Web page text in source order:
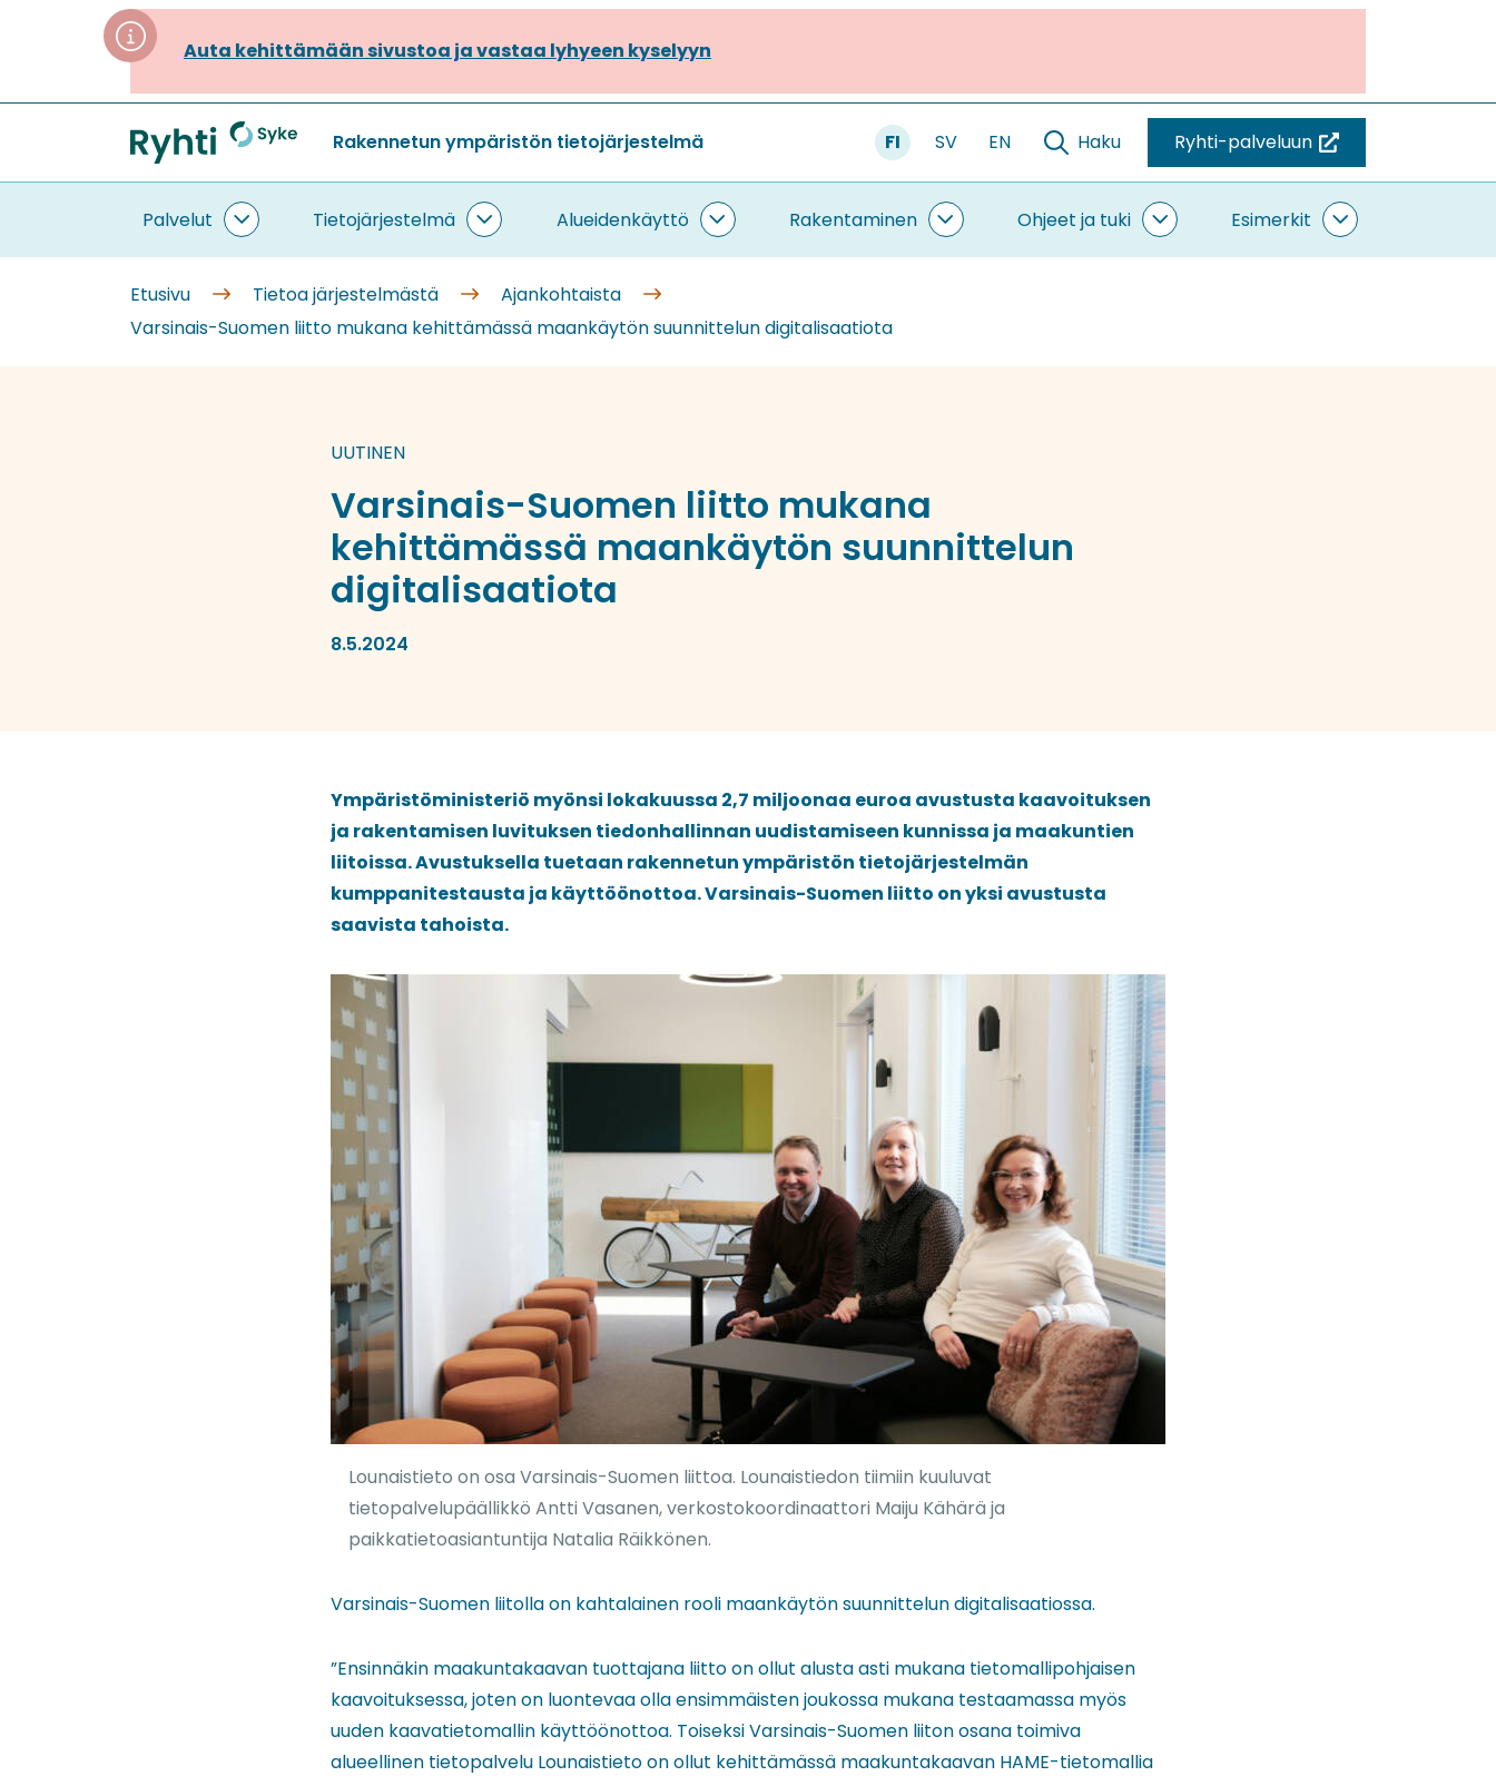
Siirry
sisältöönAuta kehittämään sivustoa ja vastaa lyhyeen kyselyyn
Etusivu
Rakennetun ympäristön tietojärjestelmä FI SV EN Haku Ryhti-palveluun
(siirryt
toiseen
palveluun)
Palvelut
Palvelut
alasivut
Tietojärjestelmä
Tietojärjestelmä
alasivut
Alueidenkäyttö
Alueidenkäyttö
alasivut
Rakentaminen
Rakentaminen
alasivut
Ohjeet ja tuki
Ohjeet
ja
Esimerkit
Esimerkit
alasivut
Etusivu
Tietoa järjestelmästä
Ajankohtaista
Varsinais-Suomen liitto mukana kehittämässä maankäytön suunnittelun digitalisaatiota
UUTINEN
Varsinais-Suomen liitto mukana
kehittämässä maankäytön suunnittelun
digitalisaatiota
8.5.2024
Ympäristöministeriö myönsi lokakuussa 2,7 miljoonaa euroa avustusta kaavoituksen
ja rakentamisen luvituksen tiedonhallinnan uudistamiseen kunnissa ja maakuntien
liitoissa. Avustuksella tuetaan rakennetun ympäristön tietojärjestelmän
kumppanitestausta ja käyttöönottoa. Varsinais-Suomen liitto on yksi avustusta
saavista tahoista.
Lounaistieto on osa Varsinais-Suomen liittoa. Lounaistiedon tiimiin kuuluvat
tietopalvelupäällikkö Antti Vasanen, verkostokoordinaattori Maiju Kähärä ja
paikkatietoasiantuntija Natalia Räikkönen.
Varsinais-Suomen liitolla on kahtalainen rooli maankäytön suunnittelun digitalisaatiossa.
”Ensinnäkin maakuntakaavan tuottajana liitto on ollut alusta asti mukana tietomallipohjaisen
kaavoituksessa, joten on luontevaa olla ensimmäisten joukossa mukana testaamassa myös
uuden kaavatietomallin käyttöönottoa. Toiseksi Varsinais-Suomen liiton osana toimiva
alueellinen tietopalvelu Lounaistieto on ollut kehittämässä maakuntakaavan HAME-tietomallia